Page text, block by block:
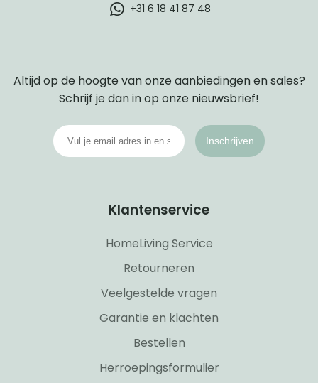
+31 6 18 41 87 48
Altijd op de hoogte van onze aanbiedingen en sales?
Schrijf je dan in op onze nieuwsbrief!
Inschrijven
Klantenservice
HomeLiving Service
Retourneren
Veelgestelde vragen
Garantie en klachten
Bestellen
Herroepingsformulier